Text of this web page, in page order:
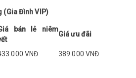
(Gia Đình VIP)
bán lẻ niêm
Giá ưu đãi
VNĐ
389.000 VNĐ